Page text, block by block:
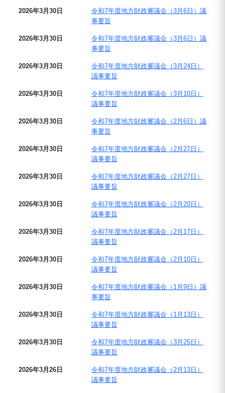
2026年3月30日
令和7年度地方財政審議会（3月6日）議
事要旨
2026年3月30日
令和7年度地方財政審議会（3月6日）議
事要旨
2026年3月30日
令和7年度地方財政審議会（3月24日）
議事要旨
2026年3月30日
令和7年度地方財政審議会（3月10日）
議事要旨
2026年3月30日
令和7年度地方財政審議会（2月6日）議
事要旨
2026年3月30日
令和7年度地方財政審議会（2月27日）
議事要旨
2026年3月30日
令和7年度地方財政審議会（2月27日）
議事要旨
2026年3月30日
令和7年度地方財政審議会（2月20日）
議事要旨
2026年3月30日
令和7年度地方財政審議会（2月17日）
議事要旨
2026年3月30日
令和7年度地方財政審議会（2月10日）
議事要旨
2026年3月30日
令和7年度地方財政審議会（1月9日）議
事要旨
2026年3月30日
令和7年度地方財政審議会（1月13日）
議事要旨
2026年3月30日
令和7年度地方財政審議会（3月25日）
議事要旨
2026年3月26日
令和7年度地方財政審議会（2月13日）
議事要旨